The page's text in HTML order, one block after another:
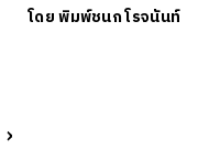
โดยพิมพ์ชนก โรจนันท์
›